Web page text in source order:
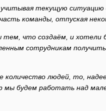
текущую ситуацию
команды, отпуская
что создаём, и хотели
сотрудникам
людей, то,
мы будем работать над